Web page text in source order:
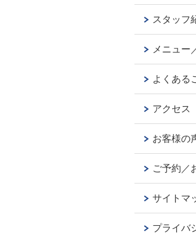
スタッフ
メニュー
よくある
アクセス
お客様の
ご予約／
サイトマ
プライバ